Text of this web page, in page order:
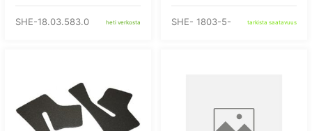
SHE-18.03.583.0 heti verkosta SHE- 1803-5- tarkista saatavuus